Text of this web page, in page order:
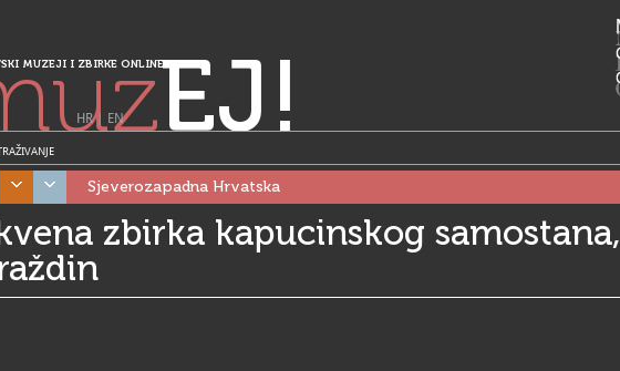
MUZEJI I ZBIRKE ONLINEEJ!
HR| EN
Sjeverozapadna Hrvatska
zbirka kapucinskog samostana,